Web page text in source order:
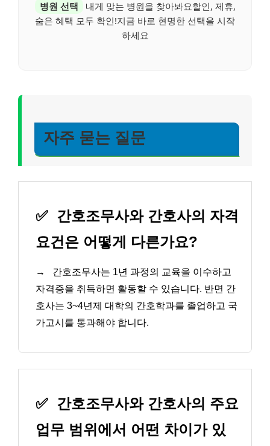
병원 선택
내게 맞는 병원을 찾아봐요할인, 제휴,
숨은 혜택 모두 확인!지금 바로 현명한 선택을 시작
하세요
자주 묻는 질문
✅
간호조무사와 간호사의 자격
요건은 어떻게 다른가요?
→
간호조무사는 1년 과정의 교육을 이수하고
자격증을 취득하면 활동할 수 있습니다. 반면 간
호사는 3~4년제 대학의 간호학과를 졸업하고 국
가고시를 통과해야 합니다.
✅
간호조무사와 간호사의 주요
업무 범위에서 어떤 차이가 있